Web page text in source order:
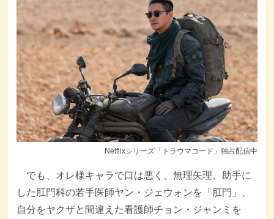
Netflixシリーズ「トラウマコード」独占配信中
でも、オレ様キャラで口は悪く、無理矢理、助手に
した肛門科の若手医師ヤン・ジェウォンを「肛門」、
自分をヤクザと間違えた看護師チョン・ジャンミを